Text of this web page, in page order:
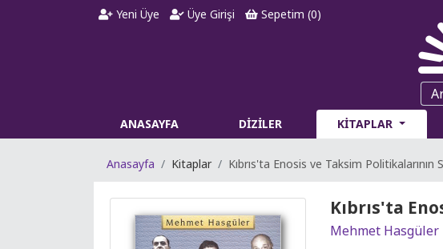
Yeni Üye Üye Girişi Sepetim (0)
ANASAYFA DİZİLER KİTAPLAR
Anasayfa Kitaplar Kıbrıs'ta Enosis ve Taksim Politikalarının
Kıbrıs'ta
Mehmet Hasgüler